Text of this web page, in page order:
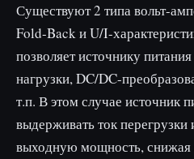
Существуют 2 типа вольт-
Fold-Back и U/I-
позволяет источнику
нагрузки, DC/DC-
т.п. В этом случае источник
выдерживать ток перегрузки
выходную мощность, снижая